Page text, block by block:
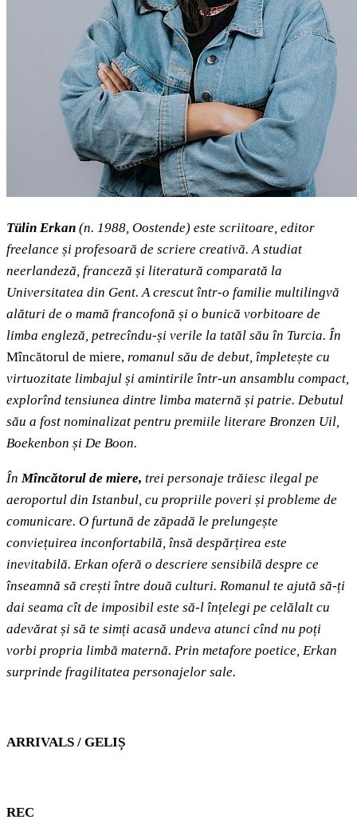
Tülin Erkan (n. 1988, Oostende) este scriitoare, editor
freelance și profesoară de scriere creativă. A studiat
neerlandeză, franceză și literatură comparată la
Universitatea din Gent. A crescut într-o familie multilingvă
alături de o mamă francofonă și o bunică vorbitoare de
limba engleză, petrecîndu­‑și verile la tatăl său în Turcia. În
Mîncătorul de miere, romanul său de debut, împletește cu
virtuozitate limbajul și amintirile într-un ansamblu compact,
explorînd tensiunea dintre limba maternă și patrie. Debutul
său a fost nominalizat pentru premiile literare Bronzen Uil,
Boekenbon și De Boon.
ÎnMîncătorul de miere, trei personaje trăiesc ilegal pe
aeroportul din Istanbul, cu propriile poveri și probleme de
comunicare. O furtună de zăpadă le prelungește
conviețuirea inconfortabilă, însă despărțirea este
inevitabilă. Erkan oferă o descriere sensibilă despre ce
înseamnă să crești între două culturi. Romanul te ajută să-ți
dai seama cît de imposibil este să-l înțelegi pe celălalt cu
adevărat și să te simți acasă undeva atunci cînd nu poți
vorbi propria limbă maternă. Prin metafore poetice, Erkan
surprinde fragilitatea personajelor sale.
ARRIVALS / GELIȘ
REC